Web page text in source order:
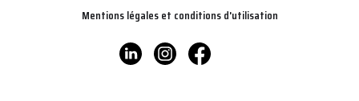
Mentions légales et conditions d'utilisation